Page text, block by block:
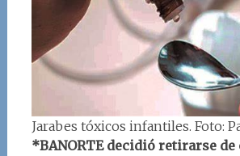
Jarabes tóxicos infantiles. Foto:
*BANORTE decidió retirarse